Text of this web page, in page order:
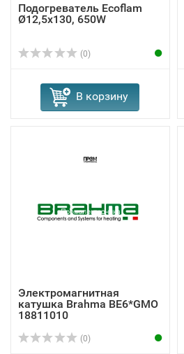
Подогреватель Ecoflam
Ø12,5x130, 650W
(0)
В корзину
Электромагнитная
катушка Brahma BE6*GMO
18811010
(0)